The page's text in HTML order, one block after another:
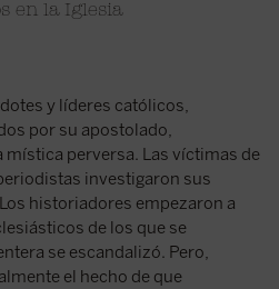
en la Iglesia
y líderes católicos,
por su apostolado,
mística perversa. Las víctimas de
investigaron sus
historiadores empezaron a
de los que se
se escandalizó. Pero,
el hecho de que